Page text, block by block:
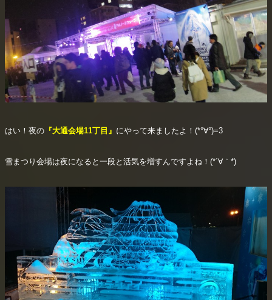
はい！夜の 『大通会場11丁目』 にやって来ましたよ！(*°∀°)=3
雪まつり会場は夜になると一段と活気を増すんですよね！(*´∀｀*)